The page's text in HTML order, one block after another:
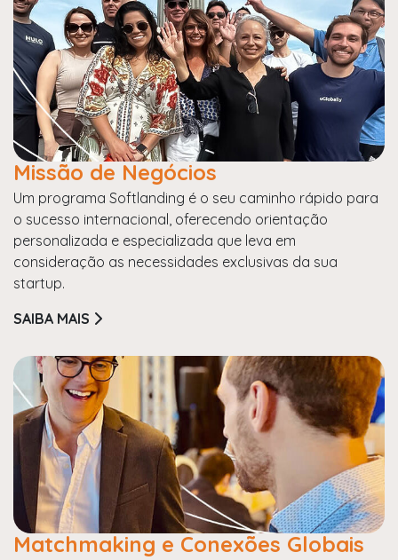
Missão de Negócios
Um programa Softlanding é o seu caminho rápido para
o sucesso internacional, oferecendo orientação
personalizada e especializada que leva em
consideração as necessidades exclusivas da sua
startup.
SAIBA MAIS
Matchmaking e Conexões Globais